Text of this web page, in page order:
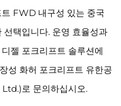
FWD 내구성 있는 중국
택입니다. 운영 효율성과
젤 포크리프트 솔루션에
성 화허 포크리프트 유한공
로 문의하십시오.